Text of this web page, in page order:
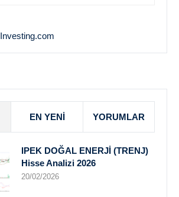
Investing.com
EN YENI YORUMLAR
IPEK DOĞAL ENERJİ (TRENJ)
Hisse Analizi 2026
20/02/2026